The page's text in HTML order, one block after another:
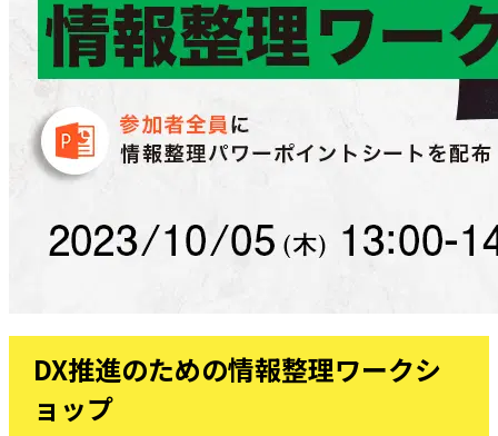
DX推進のための情報整理ワークシ
ョップ